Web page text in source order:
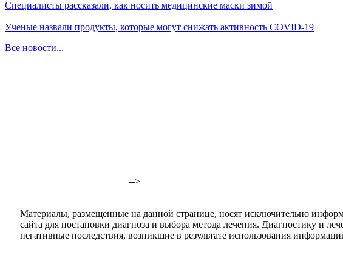
Специалисты рассказали, как носить медицинские маски зимой
Ученые назвали продукты, которые могут снижать активность COVID-19
Все новости...
-->
Материалы, размещенные на данной странице, носят исключительно
сайта для постановки диагноза и выбора метода лечения. Диагностику и
негативные последствия, возникшие в результате использования